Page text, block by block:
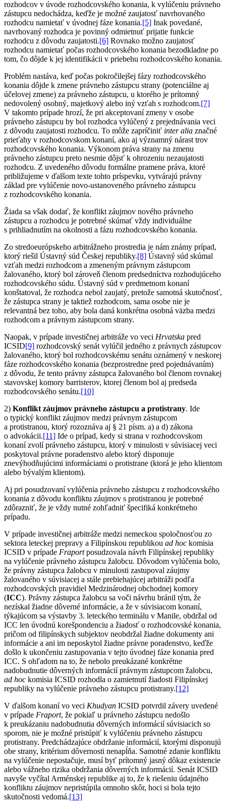
rozhodcov v úvode rozhodcovského konania, k vylúčeniu právneho
zástupcu nedochádza, keďže je možné zaujatosť navrhovaného
rozhodcu namietať v úvodnej fáze konania.[5] Inak povedané,
navrhovaný rozhodca je povinný odmietnuť prijatie funkcie
rozhodcu z dôvodu zaujatosti.[6] Rovnako možno zaujatosť
rozhodcu namietať počas rozhodcovského konania bezodkladne po
tom, čo dôjde k jej identifikácii v priebehu rozhodcovského konania.
Problém nastáva, keď počas pokročilejšej fázy rozhodcovského
konania dôjde k zmene právneho zástupcu strany (potenciálne aj
účelovej zmene) za právneho zástupcu, u ktorého je prítomný
nedovolený osobný, majetkový alebo iný vzťah s rozhodcom.[7]
V takomto prípade hrozí, že pri akceptovaní zmeny v osobe
právneho zástupcu by bol rozhodca vylúčený z prejednávania veci
z dôvodu zaujatosti rozhodcu. To môže zapríčiniť inter alia značné
prieťahy v rozhodcovskom konaní, ako aj významný nárast trov
rozhodcovského konania. Výkonom práva strany na zmenu
právneho zástupcu preto nesmie dôjsť k ohrozeniu nezaujatosti
rozhodcu. Z uvedeného dôvodu formálne pramene práva, ktoré
približujeme v ďalšom texte tohto príspevku, vytvárajú právny
základ pre vylúčenie novo-ustanoveného právneho zástupcu
z rozhodcovského konania.
Žiada sa však dodať, že konflikt záujmov nového právneho
zástupcu a rozhodcu je potrebné skúmať vždy individuálne
s prihliadnutím na okolnosti a fázu rozhodcovského konania.
Zo stredoeurópskeho arbitrážneho prostredia je nám známy prípad,
ktorý riešil Ústavný súd Českej republiky.[8] Ústavný súd skúmal
vzťah medzi rozhodcom a zmeneným právnym zástupcom
žalovaného, ktorý bol zároveň členom predsedníctva rozhodujúceho
rozhodcovského súdu. Ústavný súd v predmetnom konaní
konštatoval, že rozhodca nebol zaujatý, pretože samotná skutočnosť,
že zástupca strany je taktiež rozhodcom, sama osobe nie je
relevantná bez toho, aby bola daná konkrétna osobná väzba medzi
rozhodcom a právnym zástupcom strany.
Naopak, v prípade investičnej arbitráže vo veci Hrvatska pred
ICSID[9] rozhodcovský senát vylúčil jedného z právnych zástupcov
žalovaného, ktorý bol rozhodcovskému senátu oznámený v neskorej
fáze rozhodcovského konania (bezprostredne pred pojednávaním)
z dôvodu, že tento právny zástupca žalovaného bol členom rovnakej
stavovskej komory barristerov, ktorej členom bol aj predseda
rozhodcovského senátu.[10]
2) Konflikt záujmov právneho zástupcu a protistrany. Ide
o typický konflikt záujmov medzi právnym zástupcom
a protistranou, ktorý rozoznáva aj § 21 písm. a) a d) zákona
o advokácii.[11] Ide o prípad, kedy si strana v rozhodcovskom
konaní zvolí právneho zástupcu, ktorý v minulosti v súvisiacej veci
poskytoval právne poradenstvo alebo ktorý disponuje
znevýhodňujúcimi informáciami o protistrane (ktorá je jeho klientom
alebo bývalým klientom).
Aj pri posudzovaní vylúčenia právneho zástupcu z rozhodcovského
konania z dôvodu konfliktu záujmov s protistranou je potrebné
zdôrazniť, že je vždy nutné zohľadniť špecifiká konkrétneho
prípadu.
V prípade investičnej arbitráže medzi nemeckou spoločnosťou zo
sektora leteckej prepravy a Filipínskou republikou ad hoc komisia
ICSID v prípade Fraportposudzovala návrh Filipínskej republiky
na vylúčenie právneho zástupcu žalobcu. Dôvodom vylúčenia bolo,
že právny zástupca žalobcu v minulosti zastupoval záujmy
žalovaného v súvisiacej a stále prebiehajúcej arbitráži podľa
rozhodcovských pravidiel Medzinárodnej obchodnej komory
(ICC). Právny zástupca žalobcu sa voči návrhu bránil tým, že
nezískal žiadne dôverné informácie, a že v súvisiacom konaní,
týkajúcom sa výstavby 3. leteckého terminálu v Manile, obdržal od
ICC len úvodnú korešpondenciu a žiadosť o rozhodcovské konania,
pričom od filipínskych subjektov neobdržal žiadne dokumenty ani
informácie a ani im neposkytol žiadne právne poradenstvo, keďže
došlo k ukončeniu zastupovania v tejto úvodnej fáze konania pred
ICC. S ohľadom na to, že nebolo preukázané konkrétne
nadobudnutie dôverných informácií právnym zástupcom žalobcu,
ad hoc komisia ICSID rozhodla o zamietnutí žiadosti Filipínskej
republiky na vylúčenie právneho zástupcu protistrany.[12]
V ďalšom konaní vo veci Khudyan ICSID potvrdil závery uvedené
v prípade Fraport, že pokiaľ u právneho zástupcu nedošlo
k preukázaniu nadobudnutia dôverných informácií súvisiacich so
sporom, nie je možné pristúpiť k vylúčeniu právneho zástupcu
protistrany. Predchádzajúce obdržanie informácií, ktorými disponujú
obe strany, kritérium dôvernosti nenapĺňa. Samotné zdanie konfliktu
na vylúčenie nepostačuje, musí byť prítomný jasný dôkaz existencie
alebo vážneho rizika obdržania dôverných informácií. Senát ICSID
navyše vyčítal Arménskej republike aj to, že k riešeniu údajného
konfliktu záujmov nepristúpila omnoho skôr, hoci si bola tejto
skutočnosti vedomá.[13]